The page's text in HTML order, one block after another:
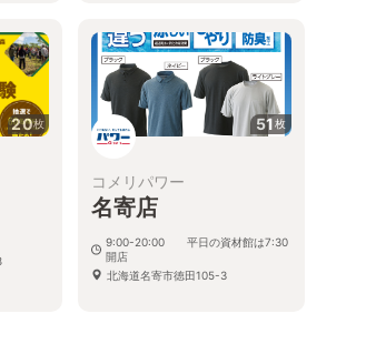
20枚 51枚
コメリパワー
名寄店
9:00-20:00 平日の資材館は7:30
開店
北海道名寄市徳田105-3